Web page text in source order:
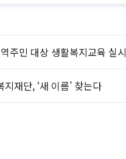
주민 대상 생활복지교육 실시
재단, ‘새 이름’ 찾는다